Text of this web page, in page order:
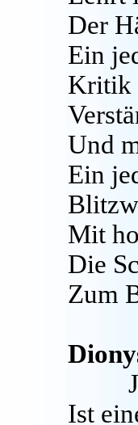
Der
Ein
Kritik
Und
Ein
Mit
Die
Zum
Ist